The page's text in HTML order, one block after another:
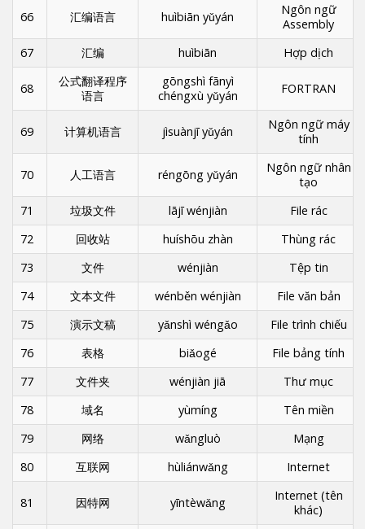
66 汇编语言 huìbiān yǔyán
Ngôn ngữ
Assembly
67
汇编 huìbiān Hợp dịch
68
公式翻译程序
语言
gōngshì fānyì
chéngxù yǔyán
FORTRAN
69 计算机语言 jìsuànjī yǔyán
Ngôn ngữ máy
tính
70 人工语言 réngōng yǔyán
Ngôn ngữ nhân
tạo
71
垃圾文件 lājī wénjiàn
File rác
72
回收站 huíshōu zhàn
Thùng rác
73
文件 wénjiàn
Tệp tin
74
文本文件 wénběn wénjiàn
File văn bản
75
演示文稿 yǎnshì wéngǎo
File trình chiếu
76
表格 biǎogé
File bảng tính
77
文件夹 wénjiàn jiā
Thư mục
78
域名 yùmíng
Tên miền
79
网络 wǎngluò
Mạng
80
互联网 hùliánwǎng Internet
81 因特网 yīntèwǎng
Internet (tên
khác)